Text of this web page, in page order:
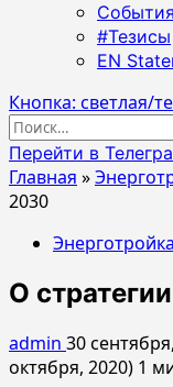
События
#Тезисы
EN
Кнопка: светлая/
Найти:
Перейти в
Главная »
2030
Энерготройка
О
admin 30
октября, 2020) 1